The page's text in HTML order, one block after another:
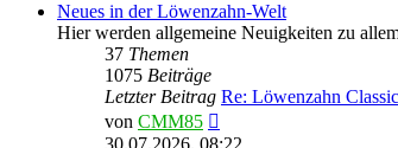
Neues in der Löwenzahn-Welt
Hier werden allgemeine Neuigkeiten zu
37 Themen
1075 Beiträge
Letzter Beitrag Re: Löwenzahn
von CMM85
Beitrag